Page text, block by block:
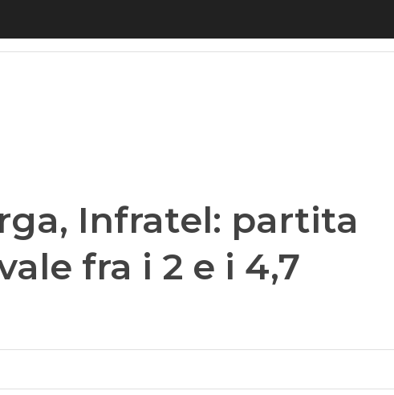
Infratel: partita
fra i 2 e i 4,7